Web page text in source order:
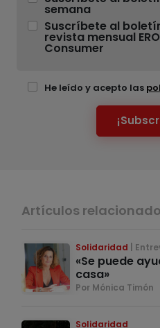
semana
Suscríbete al
revista mensual
Consumer
He leído y acepto las
Artículos
Solidaridad
«Se puede
casa»
Por Mónica Timón
Solidaridad